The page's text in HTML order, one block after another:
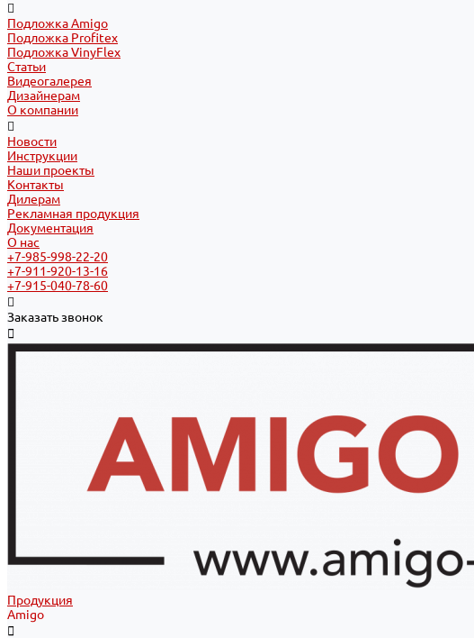
Подложка Amigo
Подложка Profitex
Подложка VinyFlex
Статьи
Видеогалерея
Дизайнерам
О компании
Новости
Инструкции
Наши проекты
Контакты
Дилерам
Рекламная продукция
Документация
О нас
+7-985-998-22-20
+7-911-920-13-16
+7-915-040-78-60
Заказать звонок
Продукция
Amigo